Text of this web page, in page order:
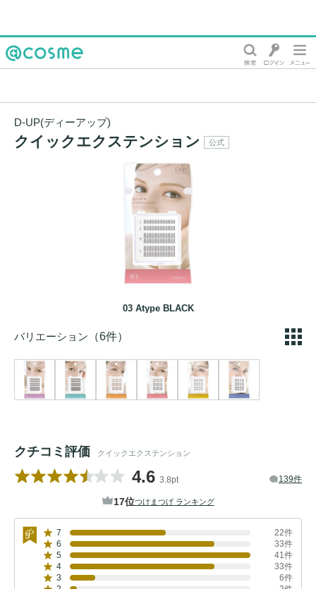
D-UP(ディーアップ)
クイックエクステンション 公式
03 Atype BLACK
バリエーション （6件）
クチコミ評価 クイックエクステンション
4.6 3.8pt 139件
17位つけまつげ ランキング
7
22件
6
33件
5
41件
4
33件
3
6件